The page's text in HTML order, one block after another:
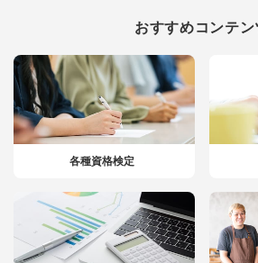
おすすめコンテン
各種資格検定